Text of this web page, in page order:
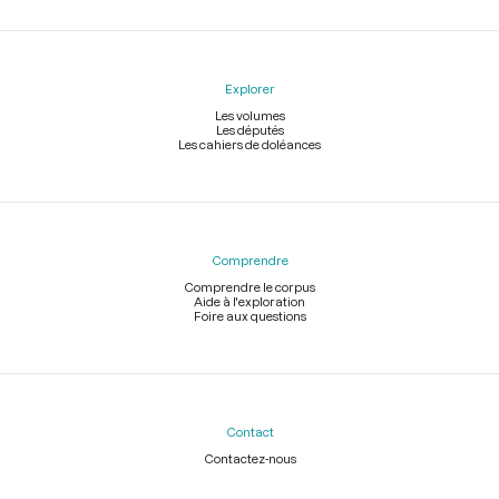
Explorer
Les volumes
Les députés
Les cahiers de doléances
Comprendre
Comprendre le corpus
Aide à l'exploration
Foire aux questions
Contact
Contactez-nous